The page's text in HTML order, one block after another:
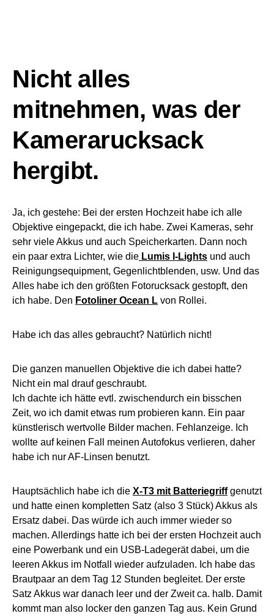
Nicht alles
mitnehmen, was der
Kamerarucksack
hergibt.
Ja, ich gestehe: Bei der ersten Hochzeit habe ich alle
Objektive eingepackt, die ich habe. Zwei Kameras, sehr
sehr viele Akkus und auch Speicherkarten. Dann noch
ein paar extra Lichter, wie die Lumis I-Lights und auch
Reinigungsequipment, Gegenlichtblenden, usw. Und das
Alles habe ich den größten Fotorucksack gestopft, den
ich habe. Den Fotoliner Ocean L von Rollei.
Habe ich das alles gebraucht? Natürlich nicht!
Die ganzen manuellen Objektive die ich dabei hatte?
Nicht ein mal drauf geschraubt.
Ich dachte ich hätte evtl. zwischendurch ein bisschen
Zeit, wo ich damit etwas rum probieren kann. Ein paar
künstlerisch wertvolle Bilder machen. Fehlanzeige. Ich
wollte auf keinen Fall meinen Autofokus verlieren, daher
habe ich nur AF-Linsen benutzt.
Hauptsächlich habe ich die X-T3 mit Batteriegriffgenutzt
und hatte einen kompletten Satz (also 3 Stück) Akkus als
Ersatz dabei. Das würde ich auch immer wieder so
machen. Allerdings hatte ich bei der ersten Hochzeit auch
eine Powerbank und ein USB-Ladegerät dabei, um die
leeren Akkus im Notfall wieder aufzuladen. Ich habe das
Brautpaar an dem Tag 12 Stunden begleitet. Der erste
Satz Akkus war danach leer und der Zweit ca. halb. Damit
kommt man also locker den ganzen Tag aus. Kein Grund